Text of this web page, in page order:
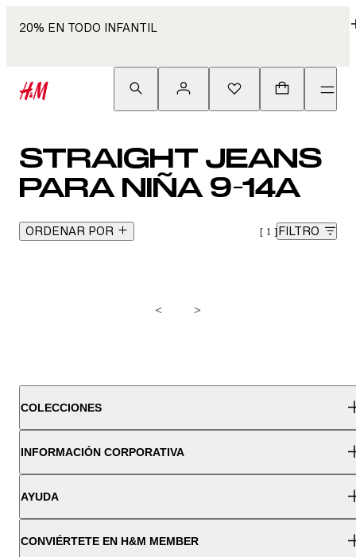
20% EN TODO INFANTIL
STRAIGHT JEANS
PARA NIÑA 9-14A
ORDENAR POR 1 FILTRO
< >
COLECCIONES
INFORMACIÓN CORPORATIVA
AYUDA
CONVIÉRTETE EN H&M MEMBER